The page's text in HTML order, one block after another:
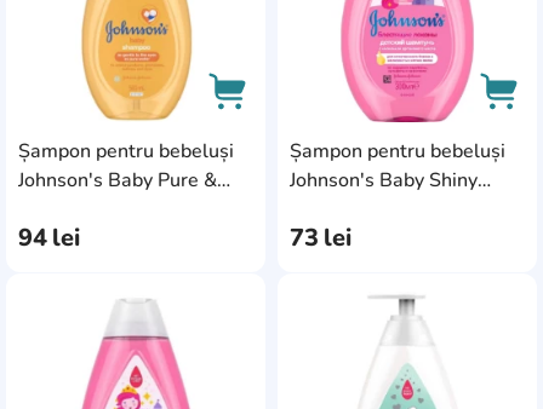
Șampon pentru bebeluși
Johnson's Baby Pure &
94lei
AddCardToCart
Șampon pentru bebeluși
Johnson's Baby Shiny
73 lei
AddCardToFavourite